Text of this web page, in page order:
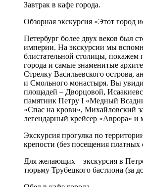
Завтрак в кафе города.
Обзорная экскурсия «Этот город
Петербург более двух веков был
империи. На экскурсии мы
блистательной столицы, покажем
города и самые знаменитые
Стрелку Васильевского острова,
и Смольного монастыря. Вы
площадей – Дворцовой,
памятник Петру I «Медный
«Спас на крови», Михайловский
легендарный крейсер «Аврора» и
Экскурсия прогулка по
крепости (без посещения платных
Для желающих – экскурсия в
тюрьму Трубецкого бастиона (за